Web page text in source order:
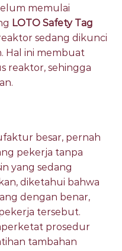
memulai
LOTO Safety Tag
sedang dikunci
Hal ini membuat
reaktor, sehingga
besar, pernah
pekerja tanpa
yang sedang
diketahui bahwa
dengan benar,
tersebut.
prosedur
tambahan